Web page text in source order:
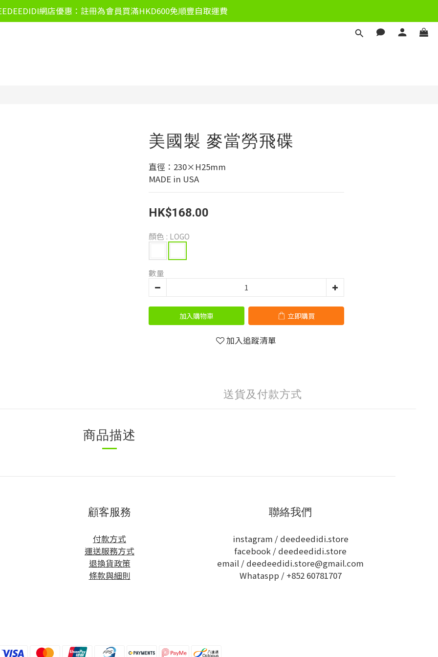
網店優惠：註冊為會員買滿HKD600免順豐自取運費
美國製 麥當勞飛碟
直徑：230×H25mm
MADE in USA
HK$168.00
顏色 : LOGO
數量
加入購物車 立即購買
加入追蹤清單
送貨及付款方式
商品描述
立即購買
顧客服務
付款方式
運送服務方式
退換貨政策
條款與細則
聯絡我們
instagram / deedeedidi.store
facebook / deedeedidi.store
email / deedeedidi.store@gmail.com
Whataspp / +852 60781707